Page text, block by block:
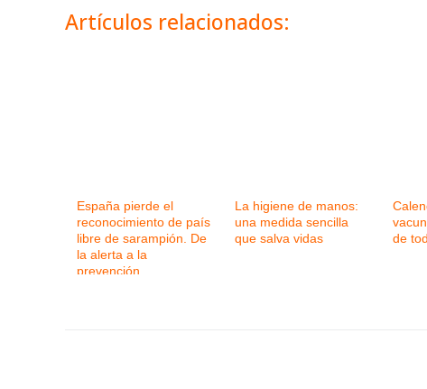
Artículos relacionados:
España pierde el
reconocimiento de país
libre de sarampión. De
la alerta a la
prevención
La higiene de manos:
una medida sencilla
que salva vidas
de